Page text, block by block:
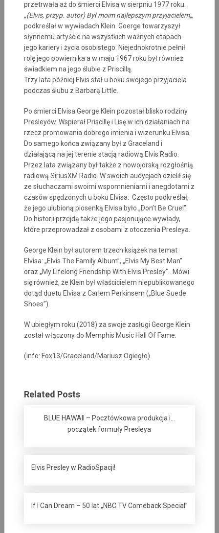
przetrwała aż do śmierci Elvisa w sierpniu 1977 roku.
„(Elvis, przyp. autor) Był moim najlepszym przyjacielem„,
podkreślał w wywiadach Klein. Goerge towarzyszył
słynnemu artyście na wszystkich ważnych etapach
jego kariery i życia osobistego. Niejednokrotnie pełnił
rolę jego powiernika a w maju 1967 roku był również
świadkiem na jego ślubie z Priscillą.
Trzy lata później Elvis stał u boku swojego przyjaciela
podczas ślubu z Barbarą Little.
Po śmierci Elvisa George Klein pozostał blisko rodziny
Presleyów. Wspierał Priscillę i Lisę w ich działaniach na
rzecz promowania dobrego imienia i wizerunku Elvisa.
Do samego końca związany był z Graceland i
działającą na jej terenie stacją radiową Elvis Radio.
Przez lata związany był także z nowojorską rozgłośnią
radiową SiriusXM Radio. W swoich audycjach dzielił się
ze słuchaczami swoimi wspomnieniami i anegdotami z
czasów spędzonych u boku Elvisa. Często podkreślał,
że jego ulubioną piosenką Elvisa było „Don’t Be Cruel”.
Do historii przejdą także jego pasjonujące wywiady,
które przeprowadzał z osobami z otoczenia Presleya.
George Klein był autorem trzech książek na temat
Elvisa: „Elvis The Family Album”, „Elvis My Best Man”
oraz „My Lifelong Friendship With Elvis Presley”. Mówi
się również, że Klein był właścicielem niepublikowanego
dotąd duetu Elvisa z Carlem Perkinsem („Blue Suede
Shoes”).
W ubiegłym roku (2018) za swoje zasługi George Klein
został włączony do Memphis Music Hall Of Fame.
(info: Fox13/Graceland/Mariusz Ogiegło)
Related Posts
BLUE HAWAII – Pocztówkowa produkcja i…
początek formuły Presleya
Elvis Presley w RadioSpacji!
If I Can Dream – 50 lat „NBC TV Comeback Special”